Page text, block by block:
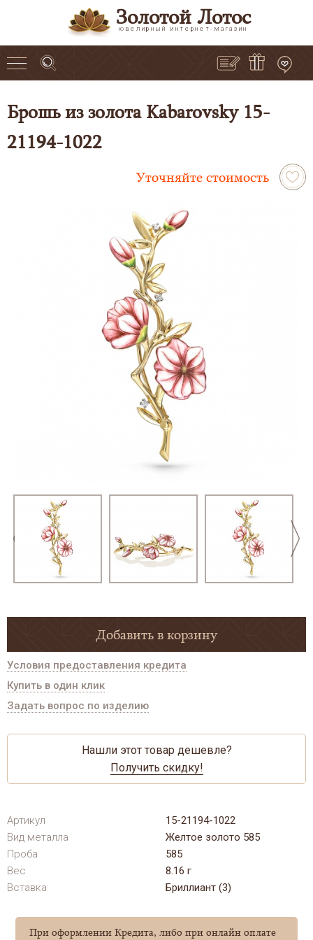
Золотой Лотос
ювелирный интернет-магазин
Брошь из золота Kabarovsky 15-
21194-1022
Уточняйте стоимость
Добавить в корзину
Условия предоставления кредита
Купить в один клик
Задать вопрос по изделию
Нашли этот товар дешевле?
Получить скидку!
Артикул
15-21194-1022
Вид металла
Желтое золото 585
Проба
585
Вес
8.16 г
Вставка
Бриллиант (3)
При оформлении Кредита, либо при онлайн оплате